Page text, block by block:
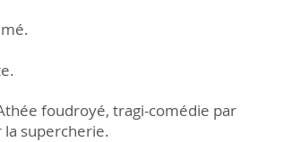
foudroyé, tragi-comédie par
supercherie.